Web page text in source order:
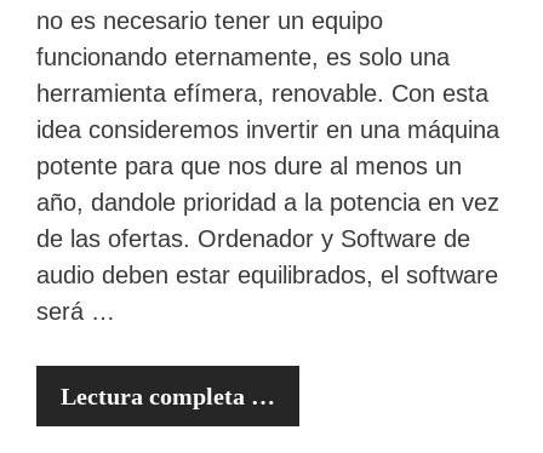
no es necesario tener un equipo
funcionando eternamente, es solo una
herramienta efímera, renovable. Con esta
idea consideremos invertir en una máquina
potente para que nos dure al menos un
año, dandole prioridad a la potencia en vez
de las ofertas. Ordenador y Software de
audio deben estar equilibrados, el software
será …
Lectura completa …